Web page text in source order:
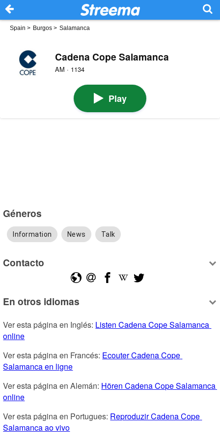
Spain > Burgos > Salamanca
Cadena Cope Salamanca
AM · 1134
Play
Géneros
Information News Talk
Contacto
En otros idiomas
Ver esta página en Inglés: Listen Cadena Cope Salamanca
online
Ver esta página en Francés: Ecouter Cadena Cope
Salamanca en ligne
Ver esta página en Alemán: Hören Cadena Cope Salamanca
online
Ver esta página en Portugues: Reproduzir Cadena Cope
Salamanca ao vivo